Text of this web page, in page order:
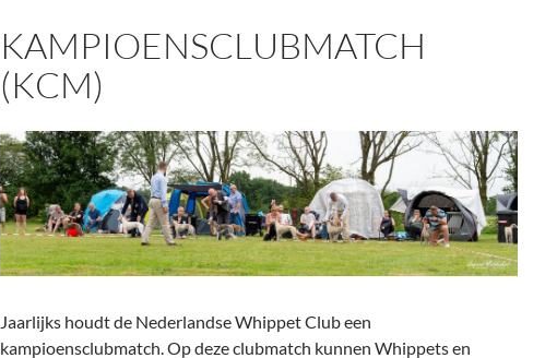
KAMPIOENSCLUBMATCH
(KCM)
Jaarlijks houdt de Nederlandse Whippet Club een
kampioensclubmatch. Op deze clubmatch kunnen Whippets en